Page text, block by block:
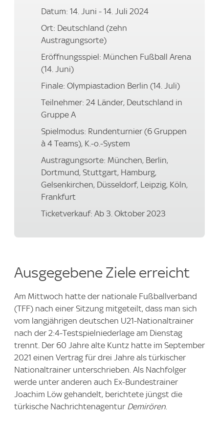
Datum: 14. Juni - 14. Juli 2024
Ort: Deutschland (zehn
Austragungsorte)
Eröffnungsspiel: München Fußball Arena
(14. Juni)
Finale: Olympiastadion Berlin (14. Juli)
Teilnehmer: 24 Länder, Deutschland in
Gruppe A
Spielmodus: Rundenturnier (6 Gruppen
à 4 Teams), K.-o.-System
Austragungsorte: München, Berlin,
Dortmund, Stuttgart, Hamburg,
Gelsenkirchen, Düsseldorf, Leipzig, Köln,
Frankfurt
Ticketverkauf: Ab 3. Oktober 2023
Ausgegebene Ziele erreicht
Am Mittwoch hatte der nationale Fußballverband
(TFF) nach einer Sitzung mitgeteilt, dass man sich
vom langjährigen deutschen U21-Nationaltrainer
nach der 2:4-Testspielniederlage am Dienstag
trennt. Der 60 Jahre alte Kuntz hatte im September
2021 einen Vertrag für drei Jahre als türkischer
Nationaltrainer unterschrieben. Als Nachfolger
werde unter anderen auch Ex-Bundestrainer
Joachim Löw gehandelt, berichtete jüngst die
türkische Nachrichtenagentur Demirören